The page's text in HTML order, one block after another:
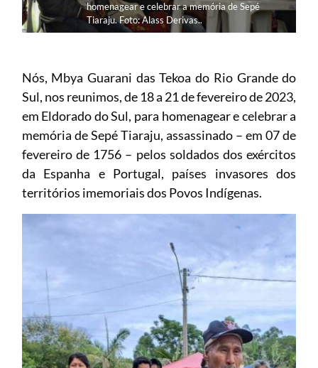
homenagear e celebrar a memória de Sepé
Tiaraju. Foto: Alass Derivas..
Nós, Mbya Guarani das Tekoa do Rio Grande do
Sul, nos reunimos, de 18 a 21 de fevereiro de 2023,
em Eldorado do Sul, para homenagear e celebrar a
memória de Sepé Tiaraju, assassinado – em 07 de
fevereiro de 1756 – pelos soldados dos exércitos
da Espanha e Portugal, países invasores dos
territórios imemoriais dos Povos Indígenas.